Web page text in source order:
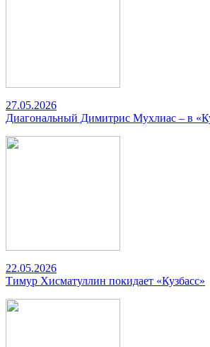
27.05.2026
Диагональный Димитрис Мухлиас – в
22.05.2026
Тимур Хисматуллин покидает «Кузбасс»